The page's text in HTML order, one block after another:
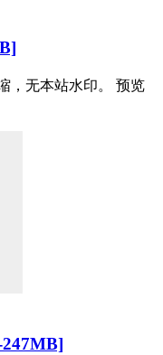
，无本站水印。 预览